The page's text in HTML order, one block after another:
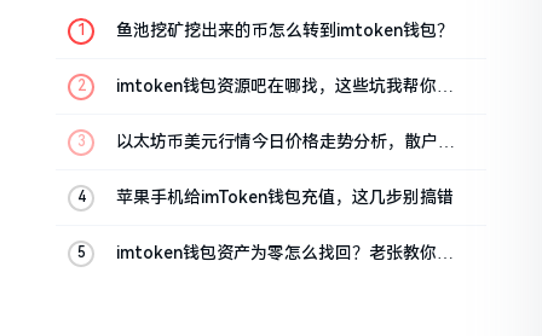
鱼池挖矿挖出来的币怎么转到imtoken钱包？
imtoken钱包资源吧在哪找，这些坑我帮你趟
以太坊币美元行情今日价格走势分析，散户如
苹果手机给imToken钱包充值，这几步别搞错
imtoken钱包资产为零怎么找回？老张教你几